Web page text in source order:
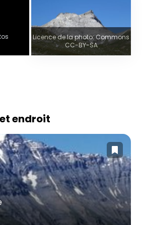
Licence de la photo: Commons
CC-BY-SA
endroit